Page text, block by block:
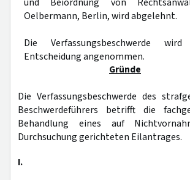
Oelbermann, Berlin, wird abgelehnt.
Die Verfassungsbeschwerde
Entscheidung angenommen.
Gründe
Die Verfassungsbeschwerde des
Beschwerdeführers betrifft die
Behandlung eines auf
Durchsuchung gerichteten Eilantrages.
I.